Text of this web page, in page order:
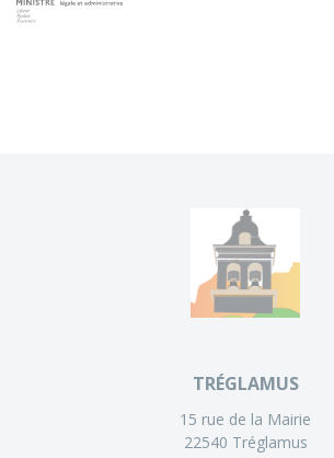
TRÉGLAMUS
15 rue de la Mairie
22540 Tréglamus